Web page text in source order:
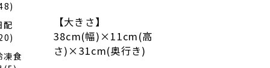
配
凍食
【大きさ】
38cm(幅)×11cm(高
さ)×31cm(奥行き)